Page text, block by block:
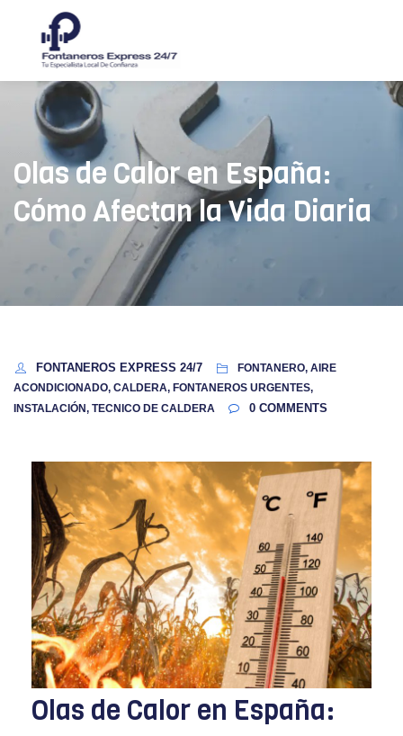
Olas de Calor en España:
Cómo Afectan la Vida Diaria
FONTANEROS EXPRESS 24/7
FONTANERO, AIRE
ACONDICIONADO, CALDERA, FONTANEROS URGENTES,
INSTALACIÓN, TECNICO DE CALDERA
0 COMMENTS
Olas de Calor en España: